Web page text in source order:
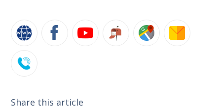
Share this article